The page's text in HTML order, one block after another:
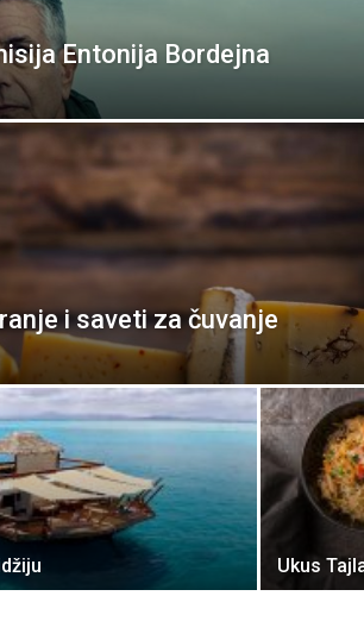
Entonija Bordejna
i saveti za čuvanje
Ukus